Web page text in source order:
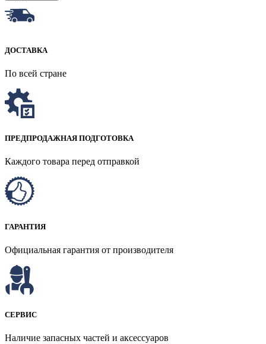
ДОСТАВКА
По всей стране
ПРЕДПРОДАЖНАЯ ПОДГОТОВКА
Каждого товара перед отправкой
ГАРАНТИЯ
Официальная гарантия от производителя
СЕРВИС
Наличие запасных частей и аксессуаров